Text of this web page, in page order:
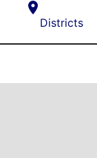
Districts